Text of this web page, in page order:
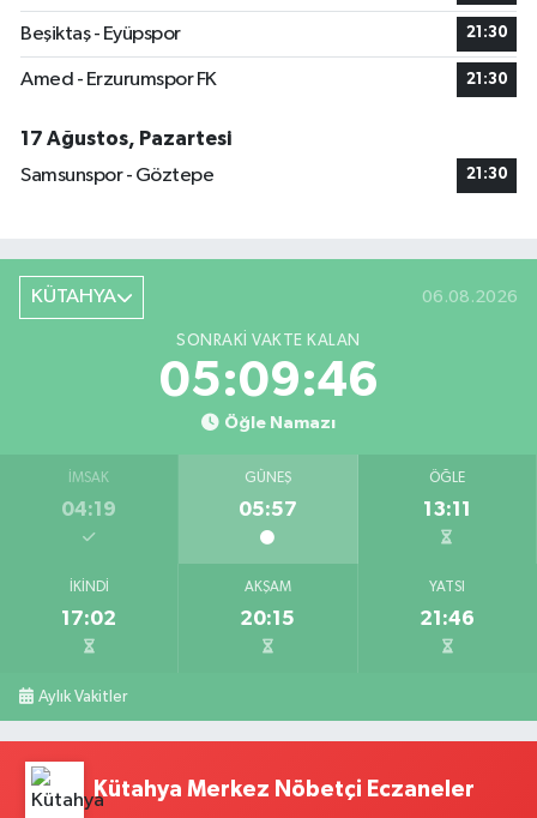
Beşiktaş - Eyüpspor 21:30
Amed - Erzurumspor FK 21:30
17 Ağustos, Pazartesi
Samsunspor - Göztepe
21:30
KÜTAHYA 06.08.2026
SONRAKI VAKTE KALAN
05:09:45
Öğle Namazı
İMSAK
04:19
GÜNEŞ
05:57
ÖĞLE
13:11
İKINDI
17:02
AKŞAM
20:15
YATSI
21:46
Aylık Vakitler
Kütahya Merkez Nöbetçi Eczaneler